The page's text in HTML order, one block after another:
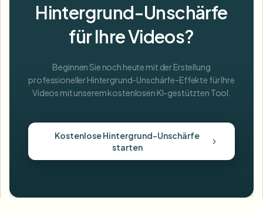
Hintergrund-Unschärfe
für Ihre Videos?
Beginnen Sie noch heute mit der Erstellung
professioneller Hintergrund-Unschärfe-Effekte für Ihre
Videos mit unserem kostenlosen KI-gestützten Tool.
Kostenlose Hintergrund-Unschärfe
starten